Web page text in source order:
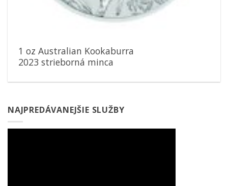
1 oz Australian Kookaburra
2023 strieborná minca
NAJPREDÁVANEJŠIE SLUŽBY